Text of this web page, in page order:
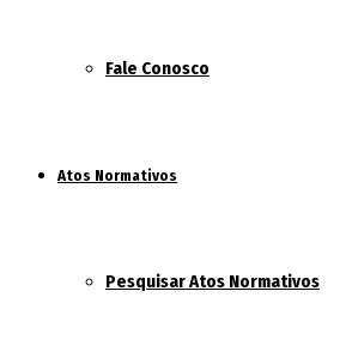
Fale Conosco
Atos Normativos
Pesquisar Atos Normativos